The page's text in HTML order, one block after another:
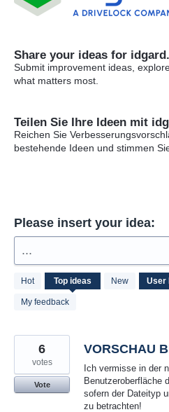
Share your ideas for idgard.
Submit improvement ideas,
what matters most.
Teilen Sie Ihre Ideen mit
Reichen Sie
bestehende Ideen und stimmen
Please insert your idea:
...
Hot Top ideas New
My feedback
18
results
found
VORSCHAU
Ich vermisse in der
Benutzeroberfläche
sofern der Dateityp
zu betrachten!
6
votes
Vote